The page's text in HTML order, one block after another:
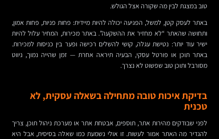
טוב במצגת לבין מה שקורה אצל הגולש.
באתר לעסק קטן, למשל, הפגיעה יכולה להיות מיידית: פחות פניות, פחות אמון,
ותחושה שהאתר “לא מחזיר את ההשקעה”. באתר מכירות, המחיר עלול להיות
ישיר עוד יותר: נטישת עגלה, קושי להשלים רכישה ופער בין כניסות למכירות.
באתר תוכן או פורטל עסקי, הבעיה תיראה אחרת — זמן שהייה נמוך, ניווט
מסורבל ותוכן טוב שפשוט לא נצרך.
בדיקת איכות טובה מתחילה בשאלה עסקית, לא
טכנית
לפני שבודקים מהירות אתר, תוספים, אבטחת אתר או מערכת ניהול תוכן, צריך
להגדיר מה האתר אמור לעשות. זו אולי נשמעת כמו שאלה בסיסית, אבל היא